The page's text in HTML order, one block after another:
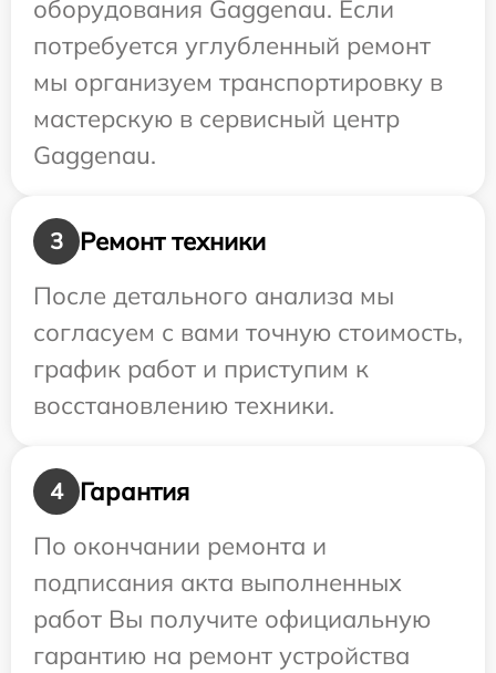
оборудования Gaggenau. Если
потребуется углубленный ремонт
мы организуем транспортировку в
мастерскую в сервисный центр
Gaggenau.
3
Ремонт техники
После детального анализа мы
согласуем с вами точную стоимость,
график работ и приступим к
восстановлению техники.
4
Гарантия
По окончании ремонта и
подписания акта выполненных
работ Вы получите официальную
гарантию на ремонт устройства